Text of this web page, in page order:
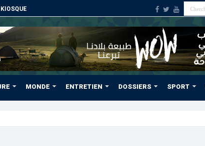
KIOSQUE
MONDE ENTRETIEN DOSSIERS SPORT
du Monde